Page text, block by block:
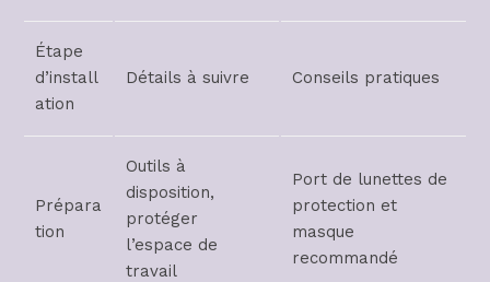
Étape
d’install
ation
Détails à suivre Conseils pratiques
Prépara
tion
Outils à
disposition,
protéger
l’espace de
travail
Port de lunettes de
protection et
masque
recommandé